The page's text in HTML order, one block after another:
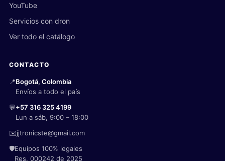
YouTube
Servicios con dron
Ver todo el catálogo
CONTACTO
📍Bogotá, Colombia
Envíos a todo el país
💬+57 316 325 4199
Lun a sáb, 9:00 – 18:00
✉️jjtronicste@gmail.com
🛡️Equipos 100% legales
Res. 000242 de 2025